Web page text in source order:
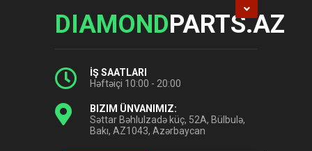
DIAMONDPARTS.AZ
İŞ SAATLARI
Həftəiçi 10:00 - 20:00
BIZIM ÜNVANIMIZ:
Səttar Bəhlulzadə küç, 52A, Bülbulə,
Bakı, AZ1043, Azərbaycan